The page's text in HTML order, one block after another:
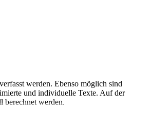
werden. Ebenso möglich sind
und individuelle Texte. Auf der
berechnet werden.